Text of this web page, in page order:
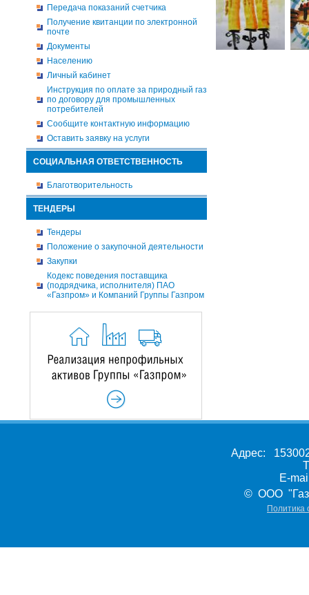
Передача показаний счетчика
Получение квитанции по электронной
почте
Документы
Населению
Личный кабинет
Инструкция по оплате за природный газ
по договору для промышленных
потребителей
Сообщите контактную информацию
Оставить заявку на услуги
СОЦИАЛЬНАЯ ОТВЕТСТВЕННОСТЬ
Благотворительность
ТЕНДЕРЫ
Тендеры
Положение о закупочной деятельности
Закупки
Кодекс поведения поставщика
(подрядчика, исполнителя) ПАО
«Газпром» и Компаний Группы Газпром
Адрес:
E-
© ООО
Политика